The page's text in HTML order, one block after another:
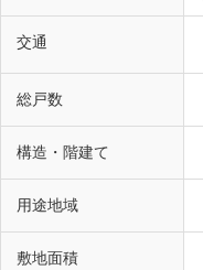
交通
総戸数
構造・階建て
用途地域
敷地面積